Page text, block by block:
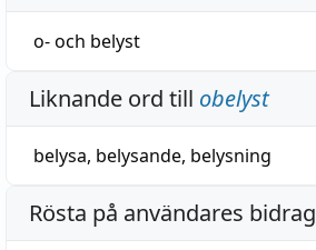
o-och belyst
Liknande ord till obelyst
belysa, belysande, belysning
Rösta på användares bidrag